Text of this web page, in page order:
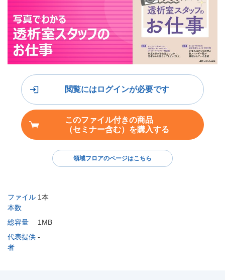
ファイル
本数
1本
総容量
1MB
代表提供
者
-
閲覧にはログインが必要です
このファイル付きの商品
（セミナー含む）を購入する
領域フロアのページはこちら